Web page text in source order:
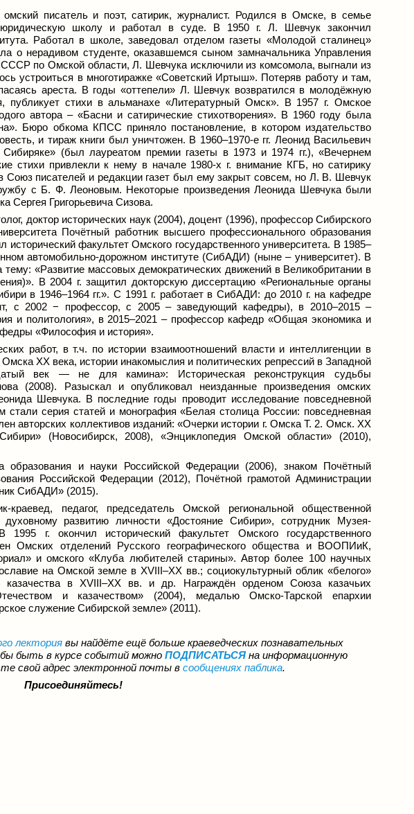
омский писатель и поэт, сатирик, журналист. Родился в Омске, в семье
школу и работал в суде. В 1950 г. Л. Шевчук закончил
Работал в школе, заведовал отделом газеты «Молодой сталинец»
о нерадивом студенте, оказавшемся сыном замначальника Управления
СССР по Омской области, Л. Шевчука исключили из комсомола, выгнали из
устроиться в многотиражке «Советский Иртыш». Потеряв работу и там,
ареста. В годы «оттепели» Л. Шевчук возвратился в молодёжную
публикует стихи в альманахе «Литературный Омск». В 1957 г. Омское
автора – «Басни и сатирические стихотворения». В 1960 году была
Бюро обкома КПСС приняло постановление, в котором издательство
и тираж книги был уничтожен. В 1960–1970-е гг. Леонид Васильевич
(был лауреатом премии газеты в 1973 и 1974 гг.), «Вечернем
стихи привлекли к нему в начале 1980-х г. внимание КГБ, но сатирику
Союз писателей и редакции газет был ему закрыт совсем, но Л. В. Шевчук
с Б. Ф. Леоновым. Некоторые произведения Леонида Шевчука были
Сергея Григорьевича Сизова.
доктор исторических наук (2004), доцент (1996), профессор Сибирского
Почётный работник высшего профессионального образования
исторический факультет Омского государственного университета. В 1985–
автомобильно-дорожном институте (СибАДИ) (ныне – университет). В
«Развитие массовых демократических движений в Великобритании в
В 2004 г. защитил докторскую диссертацию «Региональные органы
в 1946–1964 гг.». С 1991 г. работает в СибАДИ: до 2010 г. на кафедре
с 2002 − профессор, с 2005 – заведующий кафедры), в 2010–2015 –
и политология», в 2015–2021 – профессор кафедр «Общая экономика и
«Философия и история».
работ, в т.ч. по истории взаимоотношений власти и интеллигенции в
ХХ века, истории инакомыслия и политических репрессий в Западной
век — не для камина»: Историческая реконструкция судьбы
(2008). Разыскал и опубликовал неизданные произведения омских
Шевчука. В последние годы проводит исследование повседневной
стали серия статей и монография «Белая столица России: повседневная
авторских коллективов изданий: «Очерки истории г. Омска Т. 2. Омск. ХХ
(Новосибирск, 2008), «Энциклопедия Омской области» (2010),
образования и науки Российской Федерации (2006), знаком Почётный
Российской Федерации (2012), Почётной грамотой Администрации
СибАДИ» (2015).
краевед, педагог, председатель Омской региональной общественной
духовному развитию личности «Достояние Сибири», сотрудник Музея-
1995 г. окончил исторический факультет Омского государственного
Омских отделений Русского географического общества и ВООПИиК,
и омского «Клуба любителей старины». Автор более 100 научных
на Омской земле в XVIII–XX вв.; социокультурный облик «белого»
казачества в XVIII–XX вв. и др. Награждён орденом Союза казачьих
и казачеством» (2004), медалью Омско-Тарской епархии
служение Сибирской земле» (2011).
лектория вы найдёте ещё больше краеведческих познавательных
быть в курсе событий можно ПОДПИСАТЬСЯна информационную
свой адрес электронной почты в сообщениях паблика.
Присоединяйтесь!